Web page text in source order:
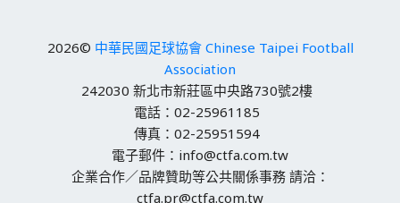
2026© 中華民國足球協會 Chinese Taipei Football
Association
242030 新北市新莊區中央路730號2樓
電話：02-25961185
傳真：02-25951594
電子郵件：info@ctfa.com.tw
企業合作／品牌贊助等公共關係事務 請洽：
ctfa.pr@ctfa.com.tw